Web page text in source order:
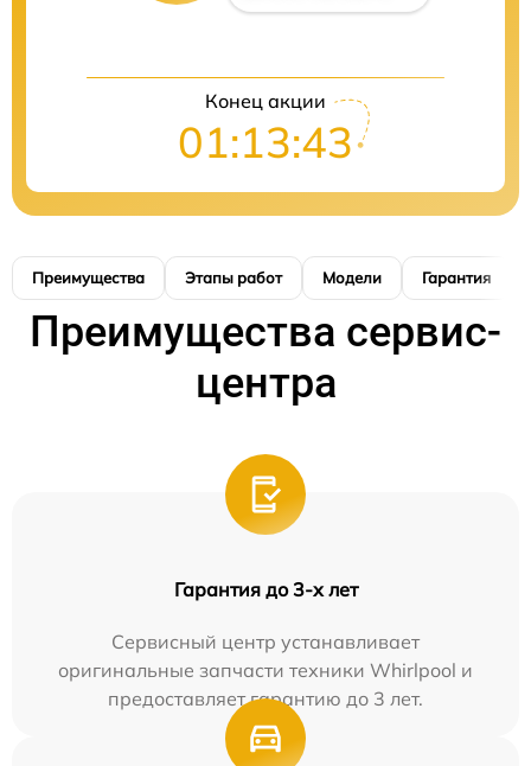
Конец акции
01:13:42
Преимущества Этапы работ Модели Гарантия
Преимущества сервис-
центра
Гарантия до 3-х лет
Сервисный центр устанавливает
оригинальные запчасти техники Whirlpool и
предоставляет гарантию до 3 лет.